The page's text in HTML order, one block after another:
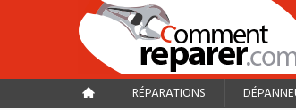
RÉPARATIONS